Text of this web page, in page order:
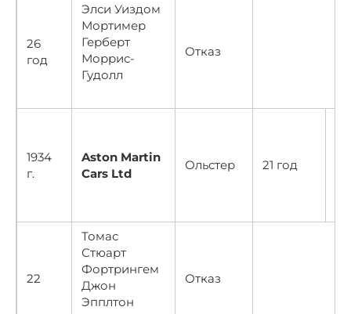
26
год
Элси Уиздом
Мортимер
Герберт
Моррис-
Гудолл
Отказ
1934
г.
Aston Martin
Cars Ltd
Ольстер 21 год
22
Томас
Стюарт
Фортрингем
Джон
Эпплтон
Отказ